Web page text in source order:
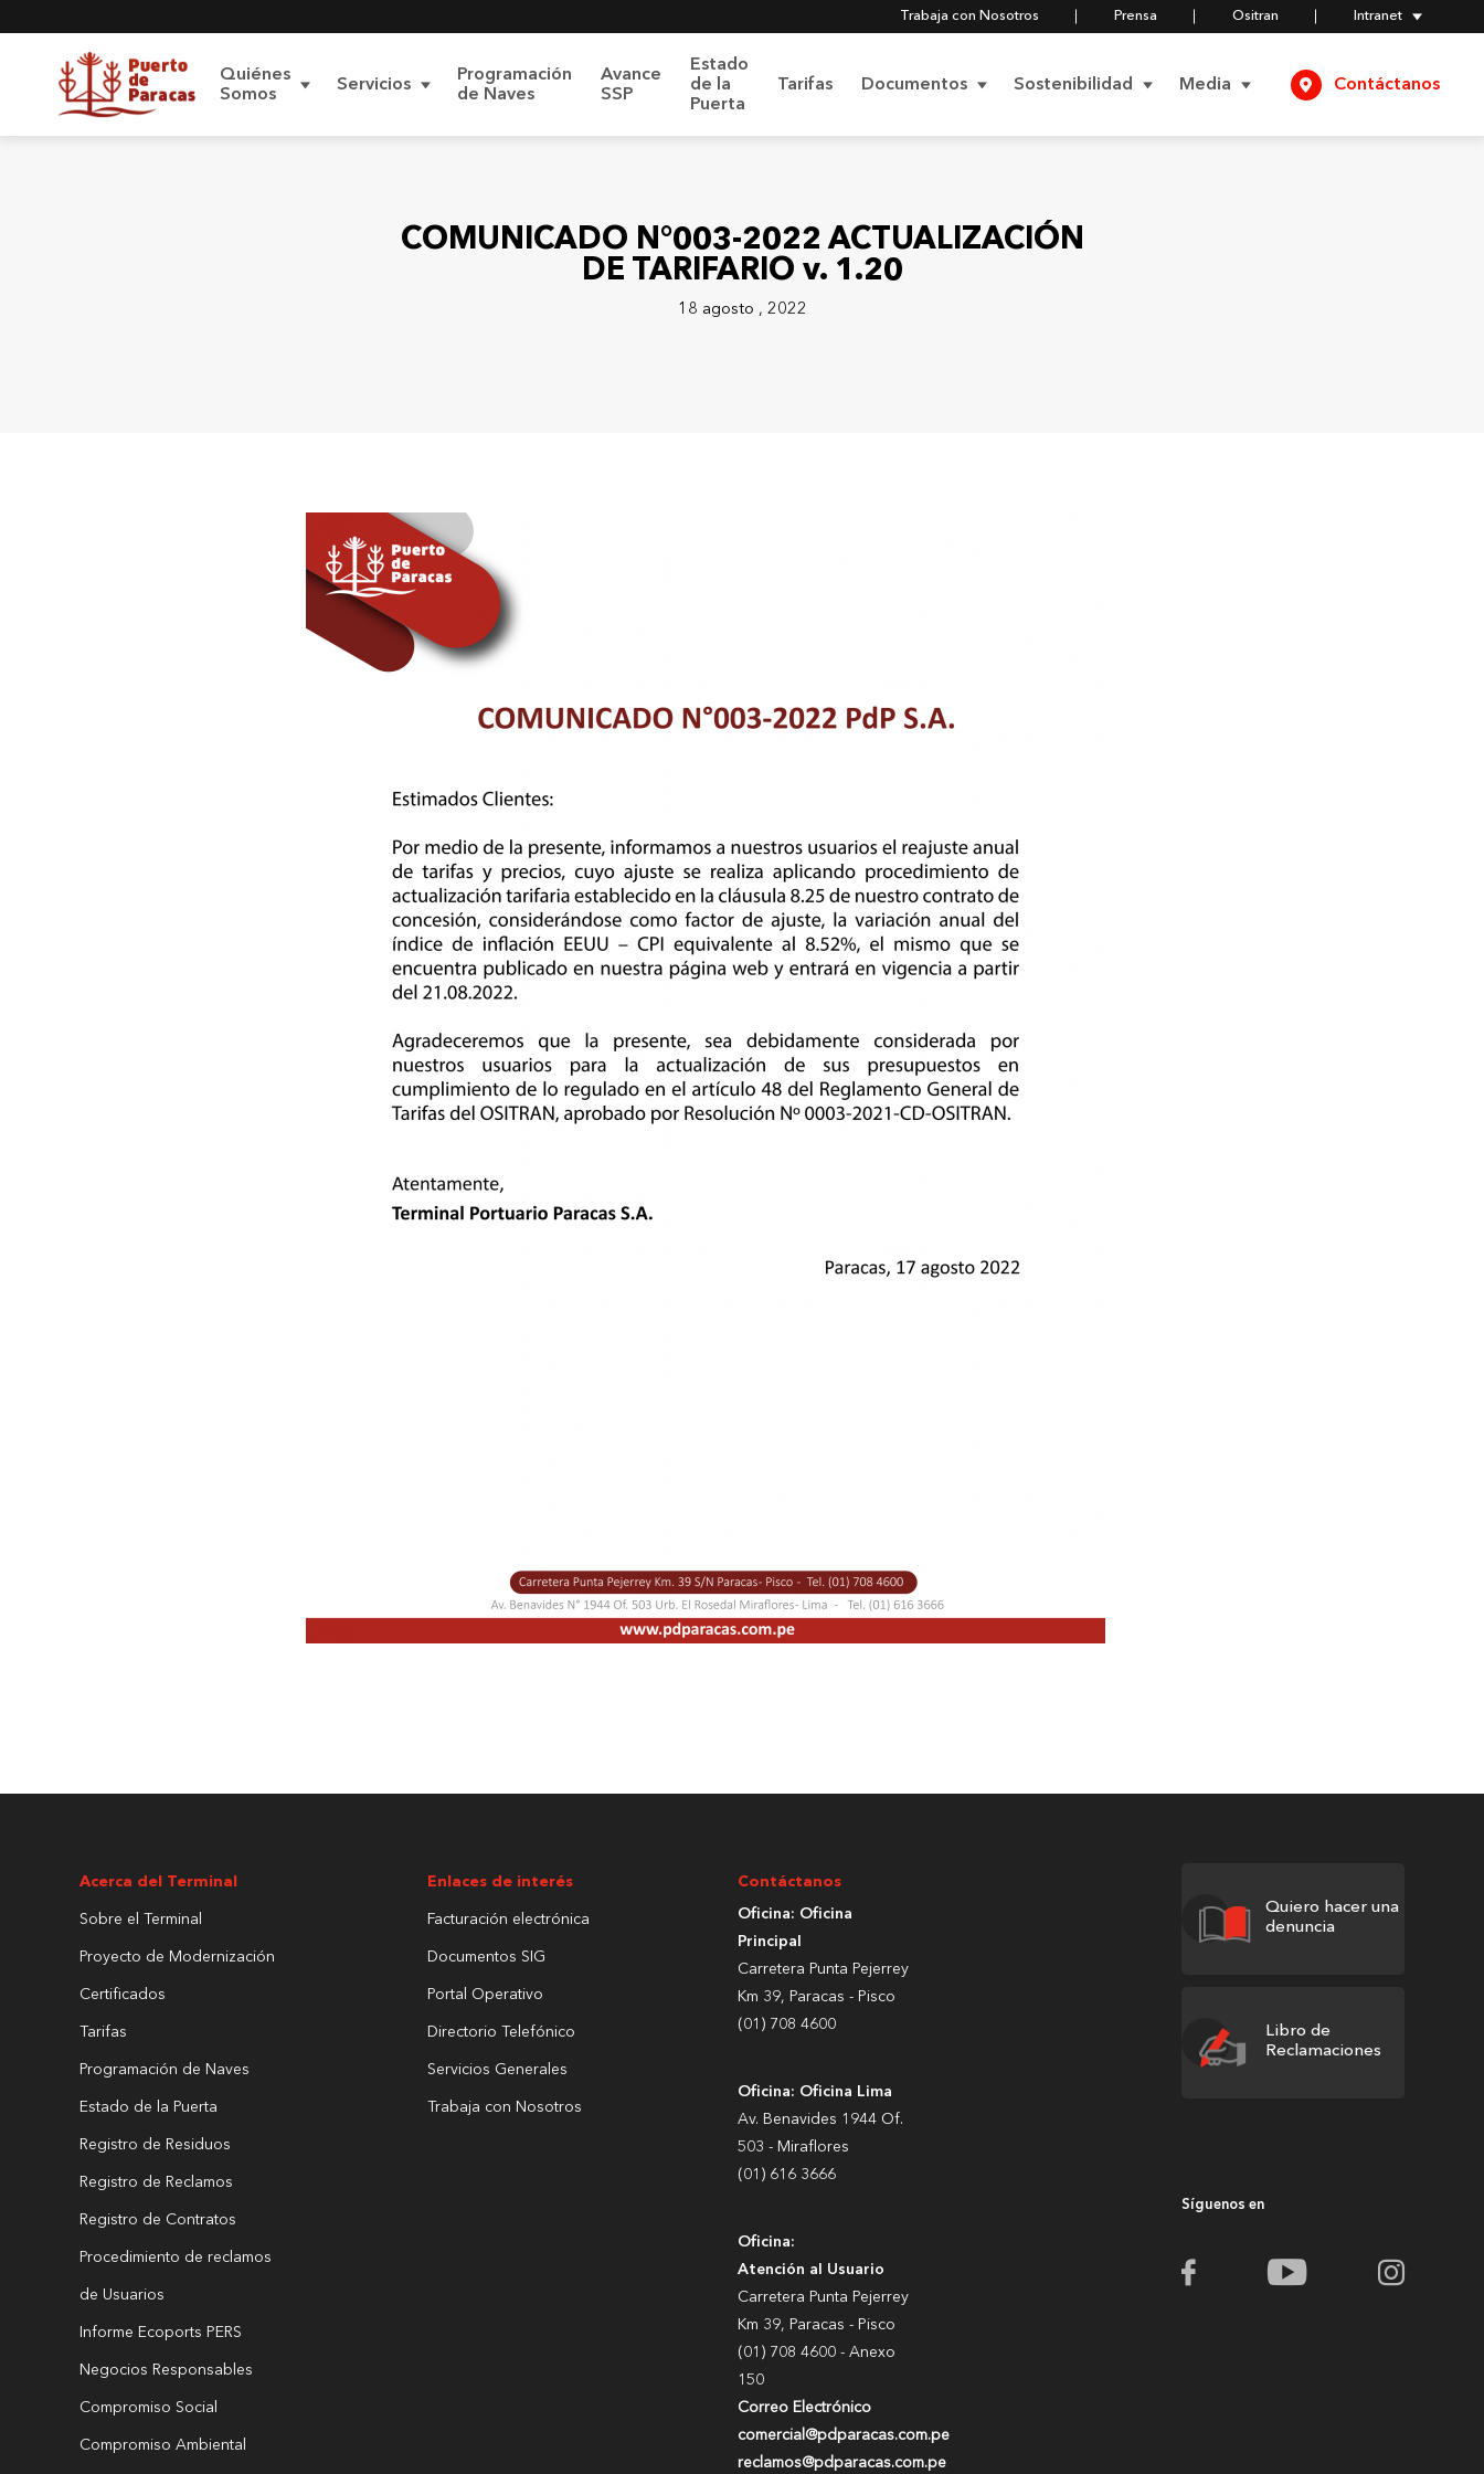
Trabaja con Nosotros Prensa Ositran Intranet
Quiénes
Somos
Servicios
Carga a Granel
Programación
de Naves
Avance
SSP
Estado
de la
Puerta
Tarifas Documentos
Conoce más sobreNuestro Sistema Integrado de Gestión
Sostenibilidad Media Contáctanos
COMUNICADO N°003-2022 ACTUALIZACIÓN
DE TARIFARIO v. 1.20
18 agosto , 2022
Acerca del Terminal
Sobre el Terminal
Proyecto de Modernización
Certificados
Tarifas
Programación de Naves
Estado de la Puerta
Registro de Residuos
Registro de Reclamos
Registro de Contratos
Procedimiento de reclamos
de Usuarios
Informe Ecoports PERS
Negocios Responsables
Compromiso Social
Compromiso Ambiental
Enlaces de interés
Facturación electrónica
Documentos SIG
Portal Operativo
Directorio Telefónico
Servicios Generales
Trabaja con Nosotros
Contáctanos
Oficina: Oficina
Principal
Carretera Punta Pejerrey
Km 39, Paracas - Pisco
(01) 708 4600
Oficina: Oficina Lima
Av. Benavides 1944 Of.
503 - Miraflores
(01) 616 3666
Oficina:
Atención al Usuario
Carretera Punta Pejerrey
Km 39, Paracas - Pisco
(01) 708 4600 - Anexo
150
Correo Electrónico
comercial@pdparacas.com.pe
reclamos@pdparacas.com.pe
Quiero hacer una
denuncia
Libro de
Reclamaciones
Síguenos en